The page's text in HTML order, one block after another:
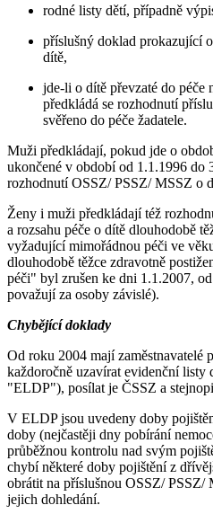
rodné listy dětí, případně
příslušný doklad prokazující
dítě,
jde-li o dítě převzaté do péče
předkládá se rozhodnutí
svěřeno do péče žadatele.
Muži předkládají, pokud jde o
ukončené v období od 1.1.1996 do
rozhodnutí OSSZ/ PSSZ/ MSSZ o
Ženy i muži předkládají též
a rozsahu péče o dítě dlouhodobě
vyžadující mimořádnou péči ve
dlouhodobě těžce zdravotně
péči" byl zrušen ke dni 1.1.2007,
považují za osoby závislé).
Chybějící doklady
Od roku 2004 mají zaměstnavatelé
každoročně uzavírat evidenční listy
"ELDP"), posílat je ČSSZ a
V ELDP jsou uvedeny doby
doby (nejčastěji dny pobírání
průběžnou kontrolu nad svým
chybí některé doby pojištění z
obrátit na příslušnou OSSZ/ PSSZ/
jejich dohledání.